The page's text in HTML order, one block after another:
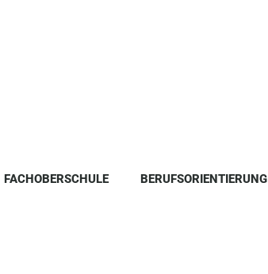
FACHOBERSCHULE BERUFSORIENTIERUNG